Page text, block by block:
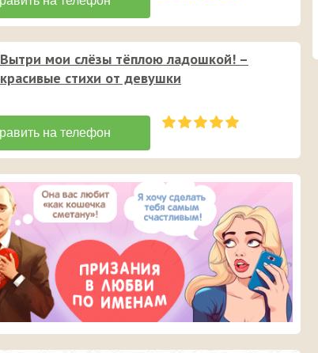
Вытри мои слёзы тёплою ладошкой! –
красивые стихи от девушки